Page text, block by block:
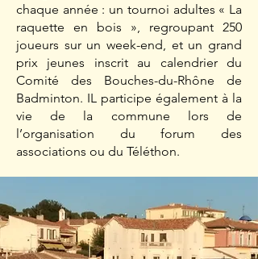
chaque année : un tournoi adultes « La
raquette en bois », regroupant 250
joueurs sur un week-end, et un grand
prix jeunes inscrit au calendrier du
Comité des Bouches-du-Rhône de
Badminton. IL participe également à la
vie de la commune lors de
l’organisation du forum des
associations ou du Téléthon.